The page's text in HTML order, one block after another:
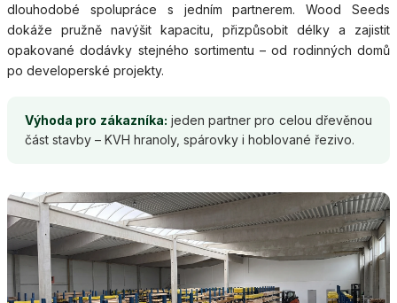
dlouhodobé spolupráce s jedním partnerem. Wood Seeds
dokáže pružně navýšit kapacitu, přizpůsobit délky a zajistit
opakované dodávky stejného sortimentu – od rodinných domů
po developerské projekty.
Výhoda pro zákazníka: jeden partner pro celou dřevěnou
část stavby – KVH hranoly, spárovky i hoblované řezivo.